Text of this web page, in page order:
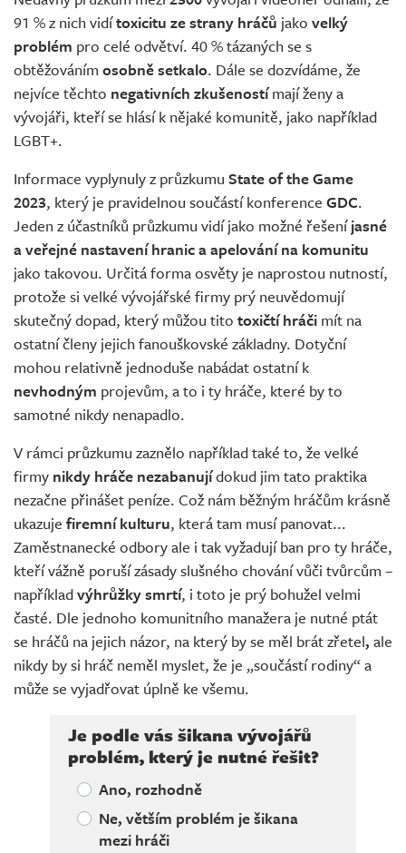
Živě
91 % z nich vidítoxicitu ze strany hráčů jako velký
problém pro celé odvětví. 40 % tázaných se s
obtěžováním osobně setkalo. Dále se dozvídáme, že
nejvíce těchto negativních zkušenostímají ženy a
vývojáři, kteří se hlásí k nějaké komunitě, jako například
LGBT+.
Informace vyplynuly z průzkumu State of the Game
2023, který je pravidelnou součástí konference GDC.
Jeden z účastníků průzkumu vidí jako možné řešeníjasné
a veřejné nastavení hranic a apelování na komunitu
jako takovou. Určitá forma osvěty je naprostou nutností,
protože si velké vývojářské firmy prý neuvědomují
skutečný dopad, který můžou tito toxičtí hráči mít na
ostatní členy jejich fanouškovské základny. Dotyční
mohou relativně jednoduše nabádat ostatní k
nevhodným projevům, a to i ty hráče, které by to
samotné nikdy nenapadlo.
V rámci průzkumu zaznělo například také to, že velké
firmy nikdy hráče nezabanujídokud jim tato praktika
nezačne přinášet peníze. Což nám běžným hráčům krásně
ukazuje firemní kulturu, která tam musí panovat...
Zaměstnanecké odbory ale i tak vyžadují ban pro ty hráče,
kteří vážně poruší zásady slušného chování vůči tvůrcům –
napříkladvýhrůžky smrtí, i toto je prý bohužel velmi
časté. Dle jednoho komunitního manažera je nutné ptát
se hráčů na jejich názor, na který by se měl brát zřetel, ale
nikdy by si hráč neměl myslet, že je „součástí rodiny“ a
může se vyjadřovat úplně ke všemu.
Je podle vás šikana vývojářů
problém, který je nutné řešit?
Ano, rozhodně
Ne, větším problém je šikana
mezi hráči